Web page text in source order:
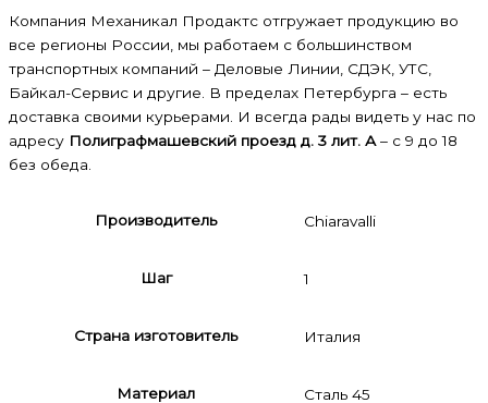
Компания Механикал Продактс отгружает продукцию во
все регионы России, мы работаем с большинством
транспортных компаний – Деловые Линии, СДЭК, УТС,
Байкал-Сервис и другие. В пределах Петербурга – есть
доставка своими курьерами. И всегда рады видеть у нас по
адресу Полиграфмашевский проезд д. 3 лит. А – с 9 до 18
без обеда.
Производитель Chiaravalli
Шаг 1
Страна изготовитель Италия
Материал Сталь 45